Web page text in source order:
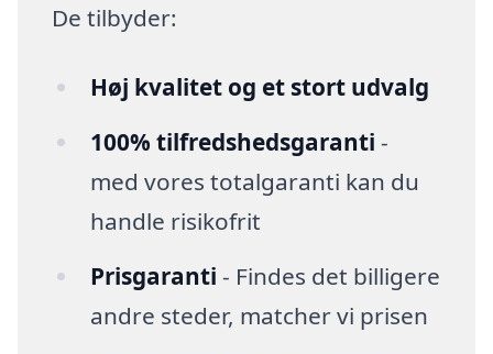
De tilbyder:
Høj kvalitet og et stort udvalg
100% tilfredshedsgaranti -
med vores totalgaranti kan du
handle risikofrit
Prisgaranti - Findes det billigere
andre steder, matcher vi prisen